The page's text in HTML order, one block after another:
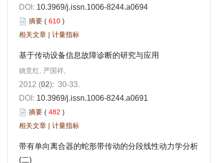
DOI: 10.3969/j.issn.1006-8244.a0694
摘要 ( 610 )
相关文章 | 计量指标
基于传动设备信息故障诊断的研究与应用
姚竞红, 严国祥,
2012 (02): 30-33.
DOI: 10.3969/j.issn.1006-8244.a0691
摘要 ( 482 )
相关文章 | 计量指标
带有单向离合器的蛇形带传动的分段线性动力学分析
(二)